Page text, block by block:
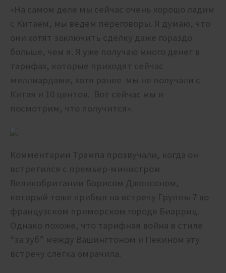
«На самом деле мы сейчас очень хорошо ладим
с Китаем, мы ведем переговоры. Я думаю, что
они хотят заключить сделку даже гораздо
больше, чем я. Я уже получаю много денег в
тарифах, которые приходят сейчас
миллиардами, хотя ранее мы не получали с
Китая и 10 центов. Вот сейчас мы и
посмотрим, что получится».
Комментарии Трампа прозвучали, когда он
встретился с премьер-министром
Великобритании Борисом Джонсоном,
который тоже прибыл на встречу Группы 7 во
французском приморском городе Биарриц.
Однако похоже, что тарифная война в стиле
“за зуб” между Вашингтоном и Пекином эту
встречу слегка омрачила.